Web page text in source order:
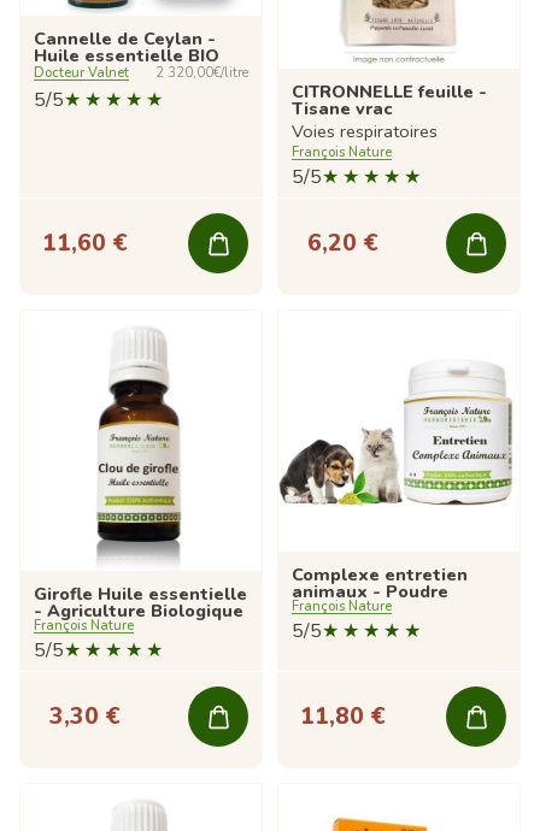
Cannelle de Ceylan -
Huile essentielle BIO
Docteur Valnet 2 320,00€/litre
5/5
11,60 €
CITRONNELLE feuille -
Tisane vrac
Voies respiratoires
François Nature
5/5
6,20 €
Girofle Huile essentielle
- Agriculture Biologique
François Nature
5/5
3,30 €
Complexe entretien
animaux - Poudre
François Nature
5/5
11,80 €